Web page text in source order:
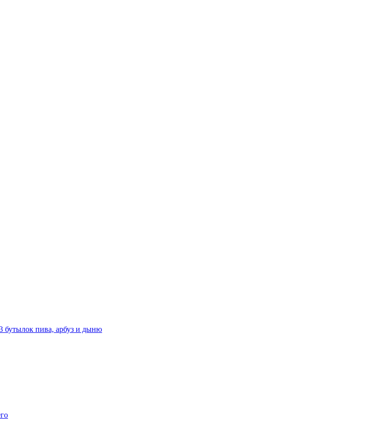
бутылок пива, арбуз и дыню